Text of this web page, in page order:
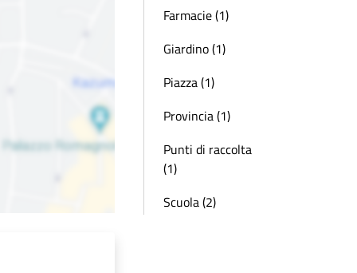
Farmacie (1)
Giardino (1)
Piazza (1)
Provincia (1)
Punti di raccolta
(1)
Scuola (2)